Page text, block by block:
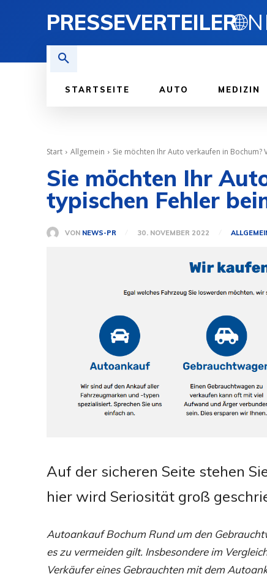
PRESSEVERTEILER
STARTSEITE AUTO MEDIZIN
Start Allgemein Sie möchten Ihr Auto verkaufen in Bochum?
Sie möchten Ihr
typischen Fehler
VON NEWS-PR 30. NOVEMBER 2022
Auf der sicheren Seite stehen
hier wird Seriosität groß
Autoankauf Bochum Rund um den
es zu vermeiden gilt. Insbesondere im
Verkäufer eines Gebrauchten mit dem